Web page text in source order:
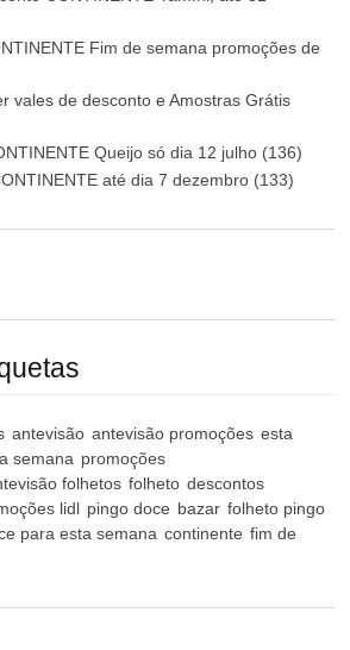
Fim de semana promoções de
vales de desconto e Amostras Grátis
Queijo só dia 12 julho (136)
até dia 7 dezembro (133)
antevisão antevisão promoções esta
semana promoções
folhetos folheto descontos
lidl pingo doce bazar folheto pingo
para esta semana continente fim de